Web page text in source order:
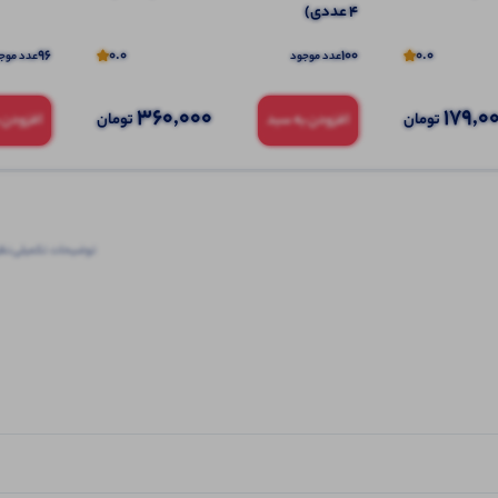
0.0
تومان
4 عددی)
100عدد موجود 0.0
افزودن به سبد 360,000تومان
96عدد
توضیحات تکمیلی